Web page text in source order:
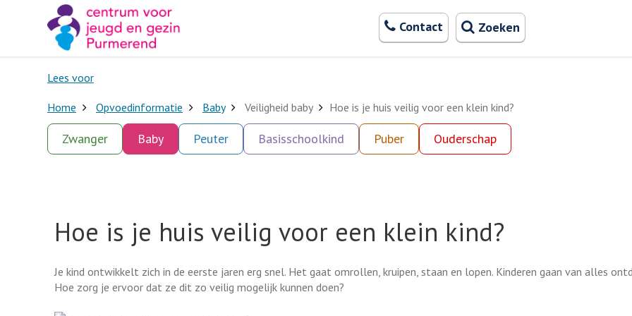
Contact Zoeken
Lees voor
Home Opvoedinformatie Baby Veiligheid baby Hoe is je huis veilig voor een klein kind?
Zwanger Baby Peuter Basisschoolkind Puber Ouderschap
Hoe is je huis veilig voor een klein kind?
Je kind ontwikkelt zich in de eerste jaren erg snel. Het gaat omrollen, kruipen, staan en lopen. Kinderen gaan van alles
Hoe zorg je ervoor dat ze dit zo veilig mogelijk kunnen doen?